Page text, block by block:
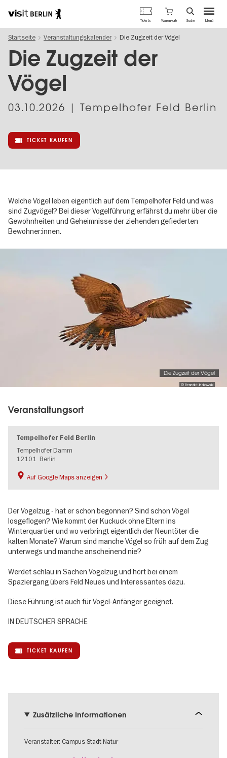
zum
Inhalt
Berlins
offizielles
Tourismusportal
Menü
Tickets Warenkorb Suche
Startseite Veranstaltungskalender Die Zugzeit der Vögel
Die Zugzeit der
Vögel
03.10.2026 | Tempelhofer Feld Berlin
TICKET KAUFEN
Welche Vögel leben eigentlich auf dem Tempelhofer Feld und was
sind Zugvögel? Bei dieser Vogelführung erfährst du mehr über die
Gewohnheiten und Geheimnisse der ziehenden gefiederten
Bewohner:innen.
© Benedikt Jackowski
Die Zugzeit der Vögel
Veranstaltungsort
Tempelhofer Feld Berlin
Tempelhofer Damm
12101 Berlin
Auf Google Maps anzeigen
Der Vogelzug - hat er schon begonnen? Sind schon Vögel
losgeflogen? Wie kommt der Kuckuck ohne Eltern ins
Winterquartier und wo verbringt eigentlich der Neuntöter die
kalten Monate? Warum sind manche Vögel so früh auf dem Zug
unterwegs und manche anscheinend nie?
Werdet schlau in Sachen Vogelzug und hört bei einem
Spaziergang übers Feld Neues und Interessantes dazu.
Diese Führung ist auch für Vogel-Anfänger geeignet.
IN DEUTSCHER SPRACHE
TICKET KAUFEN
Zusätzliche Informationen
Veranstalter: Campus Stadt Natur